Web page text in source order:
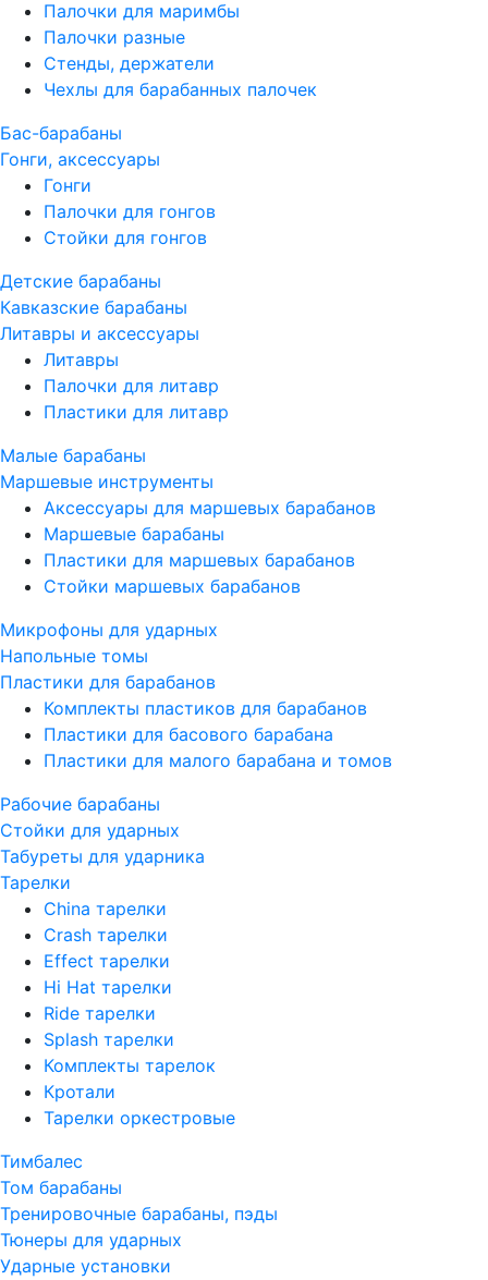
Палочки для маримбы
Палочки разные
Стенды, держатели
Чехлы для барабанных палочек
Бас-барабаны
Гонги, аксессуары
Гонги
Палочки для гонгов
Стойки для гонгов
Детские барабаны
Кавказские барабаны
Литавры и аксессуары
Литавры
Палочки для литавр
Пластики для литавр
Малые барабаны
Маршевые инструменты
Аксессуары для маршевых барабанов
Маршевые барабаны
Пластики для маршевых барабанов
Стойки маршевых барабанов
Микрофоны для ударных
Напольные томы
Пластики для барабанов
Комплекты пластиков для барабанов
Пластики для басового барабана
Пластики для малого барабана и томов
Рабочие барабаны
Стойки для ударных
Табуреты для ударника
Тарелки
China тарелки
Crash тарелки
Effect тарелки
Hi Hat тарелки
Ride тарелки
Splash тарелки
Комплекты тарелок
Кротали
Тарелки оркестровые
Тимбалес
Том барабаны
Тренировочные барабаны, пэды
Тюнеры для ударных
Ударные установки